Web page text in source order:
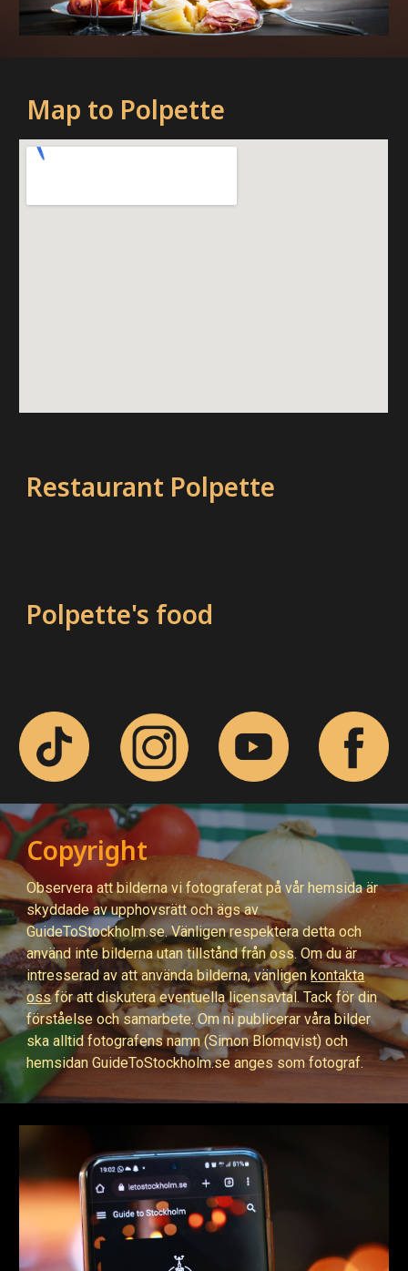
Map to Polpette
Restaurant Polpette
Polpette's food
Copyright
Observera att bilderna vi fotograferat på vår hemsida är
skyddade av upphovsrätt och ägs av
GuideToStockholm.se. Vänligen respektera detta och
använd inte bilderna utan tillstånd från oss. Om du är
intresserad av att använda bilderna, vänligenkontakta
ossför att diskutera eventuella licensavtal. Tack för din
förståelse och samarbete. Om ni publicerar våra bilder
ska alltid fotografens namn (Simon Blomqvist) och
hemsidan GuideToStockholm.se anges som fotograf.